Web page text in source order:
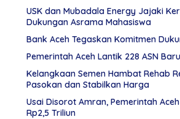
USK dan Mubadala Energy Jajaki
Dukungan Asrama Mahasiswa
Bank Aceh Tegaskan Komitmen
Pemerintah Aceh Lantik 228 ASN
Kelangkaan Semen Hambat Rehab
Pasokan dan Stabilkan Harga
Usai Disorot Amran, Pemerintah
Rp2,5 Triliun